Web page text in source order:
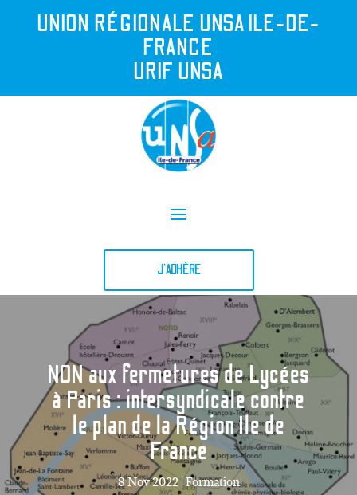
UNION RÉGIONALE UNSA ILE-DE-
FRANCE
URIF UNSA
J'ADHÈRE
NON aux fermetures de Lycées
à Paris : intersyndicale contre
le plan de la Région Ile de
France
8 Nov 2022|Formation